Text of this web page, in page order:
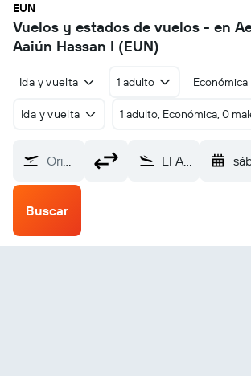
EUN
Vuelos y estados de vuelos - en
Aaiún Hassan I (EUN)
Ida y vuelta 1 adulto Económica
Ida y vuelta 1 adulto, Económica, 0
Origen El Aaiún Hassan I (EUN)
Buscar